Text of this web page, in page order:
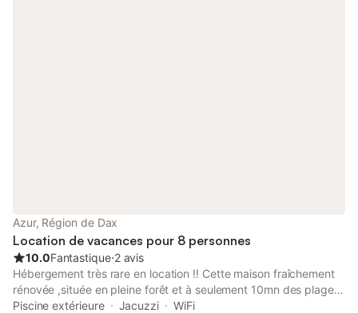
Azur, Région de Dax
Location de vacances pour 8 personnes
10.0Fantastique⋅2 avis
Hébergement très rare en location !! Cette maison fraîchement
rénovée ,située en pleine forêt et à seulement 10mn des plages
ravira tous les amoureux de la nature . Ideal pour 8 personnes,4
Piscine extérieure Jacuzzi
WiFi